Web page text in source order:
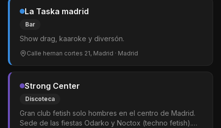
La Taska madrid
Bar
Show drag, kaaroke y diversón.
Calle hernan cortes 21, Madrid · Madrid
Strong Center
Discoteca
Gran club fetish solo hombres en el centro de Madrid.
Sede de las fiestas Odarko y Noctox (techno fetish).